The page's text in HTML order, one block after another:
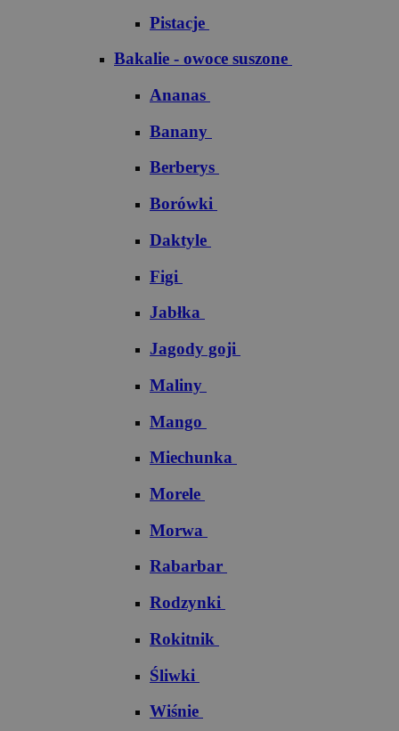
Pistacje
Bakalie - owoce suszone
Ananas
Banany
Berberys
Borówki
Daktyle
Figi
Jabłka
Jagody goji
Maliny
Mango
Miechunka
Morele
Morwa
Rabarbar
Rodzynki
Rokitnik
Śliwki
Wiśnie